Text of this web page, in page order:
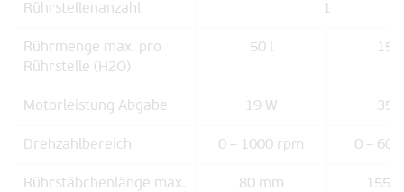
Rührstellenanzahl 1
Rührmenge max. pro
Rührstelle (H2O)
50 l 150
Motorleistung Abgabe 19 W 35
Drehzahlbereich 0 – 1000 rpm 0 –
Rührstäbchenlänge max. 80 mm 155